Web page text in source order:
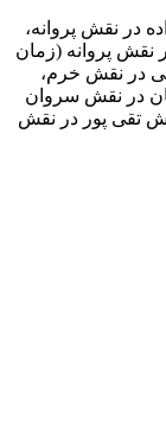
در نقش پروانه،
نقش پروانه (زمان
در نقش خرم،
در نقش سروان
تقی پور در نقش